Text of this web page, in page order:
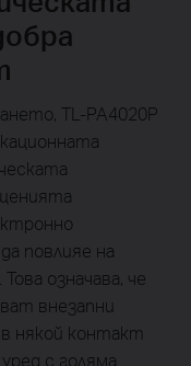
TL-PA4020P
повлияе на
означава, че
внезапни
някой контакт
с голяма